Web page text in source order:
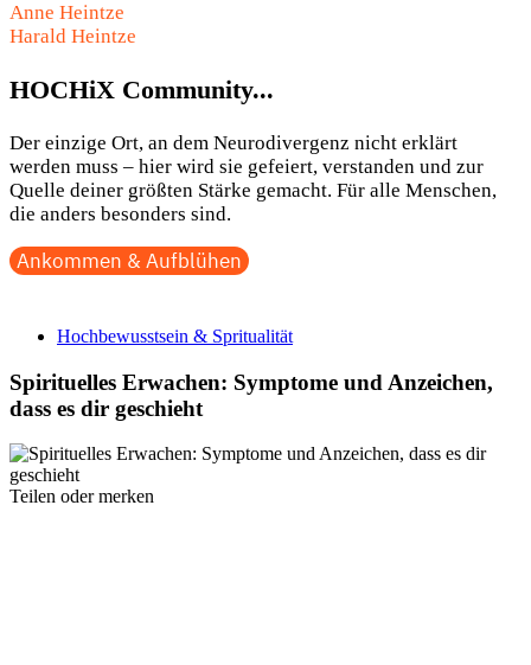
Anne Heintze
Harald Heintze
HOCHiX Community...
Der einzige Ort, an dem Neurodivergenz nicht erklärt
werden muss – hier wird sie gefeiert, verstanden und zur
Quelle deiner größten Stärke gemacht. Für alle Menschen,
die anders besonders sind.
Ankommen & Aufblühen
Hochbewusstsein & Spritualität
Spirituelles Erwachen: Symptome und Anzeichen,
dass es dir geschieht
Teilen oder merken